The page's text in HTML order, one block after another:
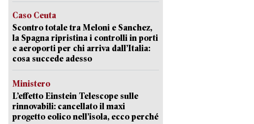
Caso Ceuta
Scontro totale tra Meloni e Sanchez,
la Spagna ripristina i controlli in porti
e aeroporti per chi arriva dall’Italia:
cosa succede adesso
Ministero
L’effetto Einstein Telescope sulle
rinnovabili: cancellato il maxi
progetto eolico nell’isola, ecco perché